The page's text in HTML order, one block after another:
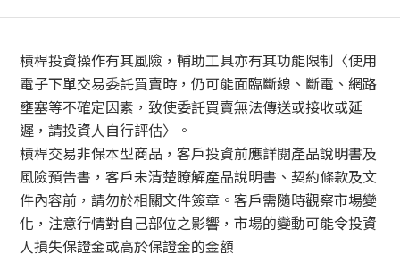
槓桿投資操作有其風險，輔助工具亦有其功能限制〈使用
電子下單交易委託買賣時，仍可能面臨斷線、斷電、網路
壅塞等不確定因素，致使委託買賣無法傳送或接收或延
遲，請投資人自行評估〉。
槓桿交易非保本型商品，客戶投資前應詳閱產品說明書及
風險預告書，客戶未清楚瞭解產品說明書、契約條款及文
件內容前，請勿於相關文件簽章。客戶需隨時觀察市場變
化，注意行情對自己部位之影響，市場的變動可能令投資
人損失保證金或高於保證金的金額